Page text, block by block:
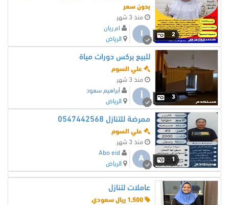
2
بدون سعر
منذ 3 شهر
ا
ام ريان
الرياض
3
للبيع بركس دورات مياة
علي السوم
منذ 3 شهر
أ
أبراهيم سعود
الرياض
1
ممرضة للتنازل 0547442568
علي السوم
منذ 3 شهر
A
Abo eid
الرياض
عاملات لتنازل